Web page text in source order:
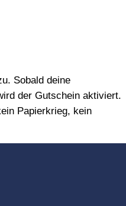
Sobald deine
der Gutschein aktiviert.
Papierkrieg, kein